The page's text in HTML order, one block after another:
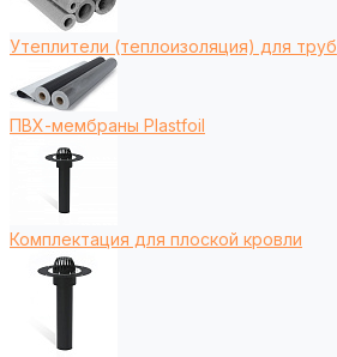
Утеплители (теплоизоляция) для труб
ПВХ-мембраны Plastfoil
Комплектация для плоской кровли